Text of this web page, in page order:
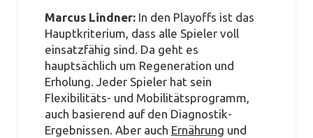
Marcus Lindner: In den Playoffs ist das
Hauptkriterium, dass alle Spieler voll
einsatzfähig sind. Da geht es
hauptsächlich um Regeneration und
Erholung. Jeder Spieler hat sein
Flexibilitäts- und Mobilitätsprogramm,
auch basierend auf den Diagnostik-
Ergebnissen. Aber auch Ernährung und